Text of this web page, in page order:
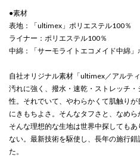
●素材
表地：「ultimex」ポリエステル100％
ライナー：ポリエステル100％
中綿：「サーモライトエコメイド中綿」
自社オリジナル素材「ultimex／アルティ
汚れに強く、撥水・速乾・ストレッチ
性。それでいて、やわらかくて肌触り
にきもちよさ。そんなタフさと、なめら
そんな理想的な生地は世界中探しても
ない。最新技術を駆使し、長年の施行
た。